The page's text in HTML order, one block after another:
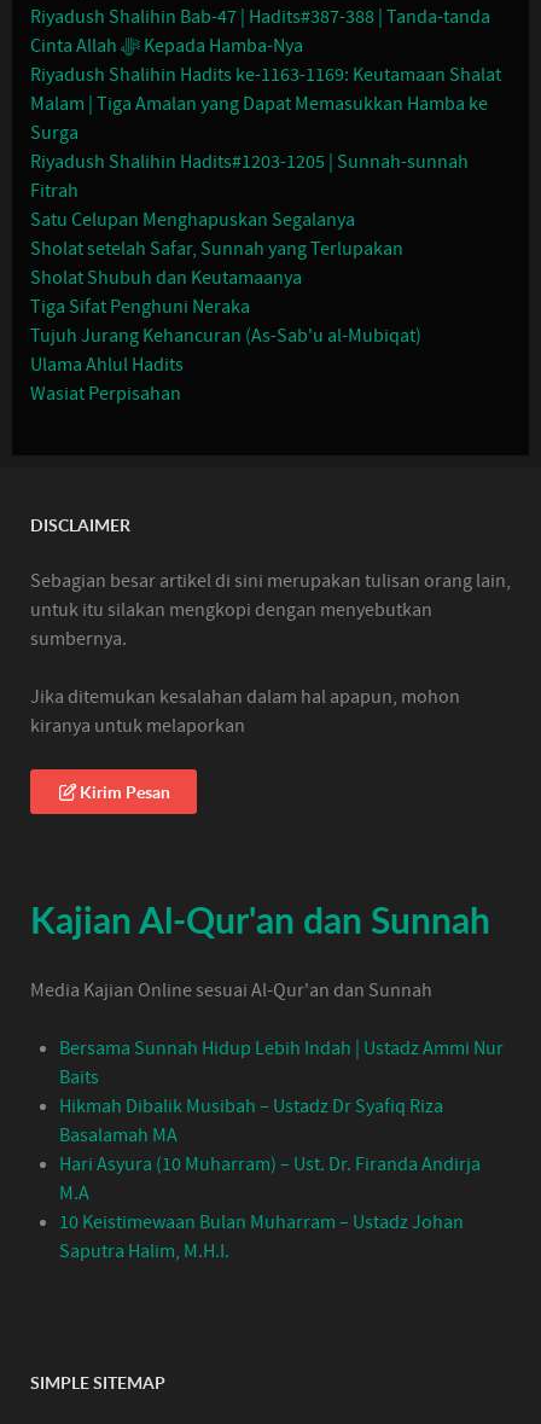
Riyadush Shalihin Bab-47 | Hadits#387-388 | Tanda-tanda
Cinta Allah ﷻ Kepada Hamba-Nya
Riyadush Shalihin Hadits ke-1163-1169: Keutamaan Shalat
Malam | Tiga Amalan yang Dapat Memasukkan Hamba ke
Surga
Riyadush Shalihin Hadits#1203-1205 | Sunnah-sunnah
Fitrah
Satu Celupan Menghapuskan Segalanya
Sholat setelah Safar, Sunnah yang Terlupakan
Sholat Shubuh dan Keutamaanya
Tiga Sifat Penghuni Neraka
Tujuh Jurang Kehancuran (As-Sab'u al-Mubiqat)
Ulama Ahlul Hadits
Wasiat Perpisahan
DISCLAIMER
Sebagian besar artikel di sini merupakan tulisan orang lain,
untuk itu silakan mengkopi dengan menyebutkan
sumbernya.
Jika ditemukan kesalahan dalam hal apapun, mohon
kiranya untuk melaporkan
Kirim Pesan
Kajian Al-Qur'an dan Sunnah
Media Kajian Online sesuai Al-Qur'an dan Sunnah
Bersama Sunnah Hidup Lebih Indah | Ustadz Ammi Nur
Baits
Hikmah Dibalik Musibah – Ustadz Dr Syafiq Riza
Basalamah MA
Hari Asyura (10 Muharram) – Ust. Dr. Firanda Andirja
M.A
10 Keistimewaan Bulan Muharram – Ustadz Johan
Saputra Halim, M.H.I.
SIMPLE SITEMAP